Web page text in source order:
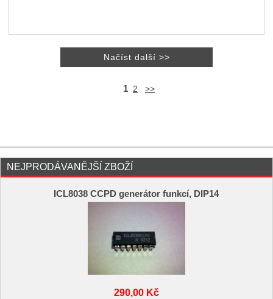
1 2 >>
NEJPRODÁVANĚJŠÍ ZBOŽÍ
ICL8038 CCPD generátor funkcí, DIP14
290,00 Kč